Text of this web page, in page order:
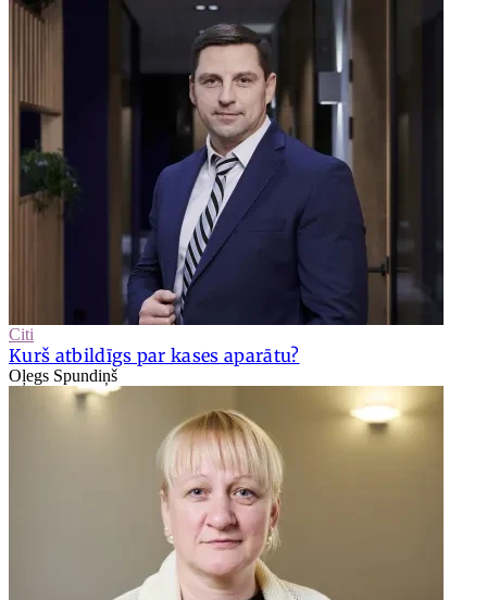
Citi
Kurš atbildīgs par kases aparātu?
Oļegs Spundiņš